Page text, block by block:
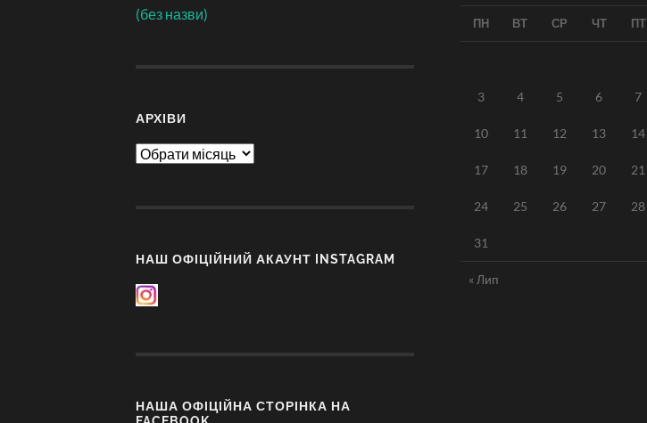
(без назви)
АРХІВИ
Архіви
НАШ ОФІЦІЙНИЙ АКАУНТ INSTAGRAM
НАША ОФІЦІЙНА СТОРІНКА НА
ПН ВТ СР ЧТ ПТ
3 4 5 6 7
10 11 12 13 14
17 18 19 20 21
24 25 26 27 28
31
« Лип